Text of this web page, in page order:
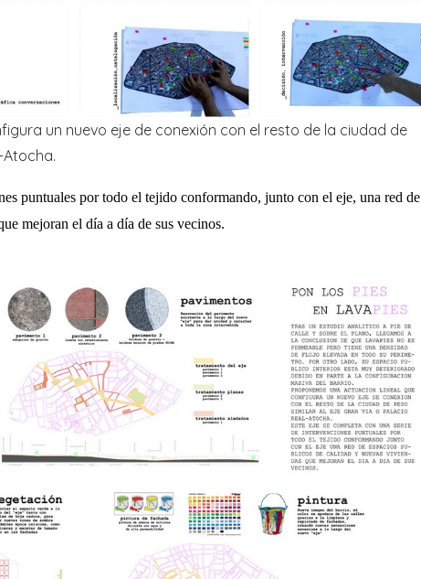
un nuevo eje de conexión con el resto de la ciudad de
Atocha.
puntuales por todo el tejido conformando, junto con el eje, una red de
mejoran el día a día de sus vecinos.